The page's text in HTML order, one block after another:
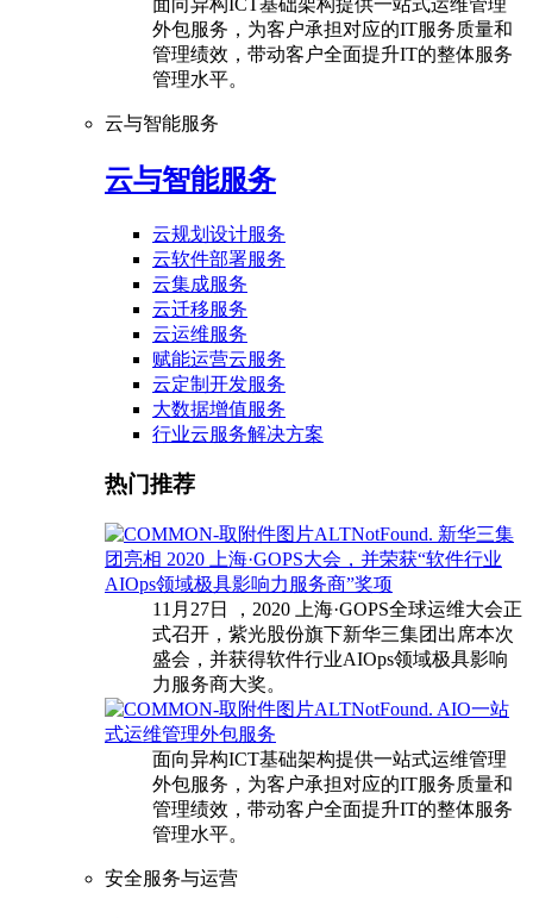
面向异构ICT基础架构提供一站式运维管理
外包服务，为客户承担对应的IT服务质量和
管理绩效，带动客户全面提升IT的整体服务
管理水平。
云与智能服务
云与智能服务
云规划设计服务
云软件部署服务
云集成服务
云迁移服务
云运维服务
赋能运营云服务
云定制开发服务
大数据增值服务
行业云服务解决方案
热门推荐
新华三集
团亮相 2020 上海·GOPS大会，并荣获“软件行业
AIOps领域极具影响力服务商”奖项
11月27日 ，2020 上海·GOPS全球运维大会正
式召开，紫光股份旗下新华三集团出席本次
盛会，并获得软件行业AIOps领域极具影响
力服务商大奖。
AIO一站
式运维管理外包服务
面向异构ICT基础架构提供一站式运维管理
外包服务，为客户承担对应的IT服务质量和
管理绩效，带动客户全面提升IT的整体服务
管理水平。
安全服务与运营